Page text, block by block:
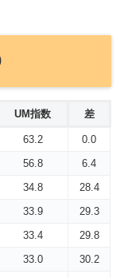
UM指数 差
63.2
0.0
56.8
6.4
34.8
28.4
33.9
29.3
33.4
29.8
33.0
30.2